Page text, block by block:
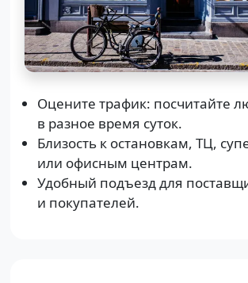
Оцените трафик: посчитайте
в разное время суток.
Близость к остановкам, ТЦ,
или офисным центрам.
Удобный подъезд для
и покупателей.